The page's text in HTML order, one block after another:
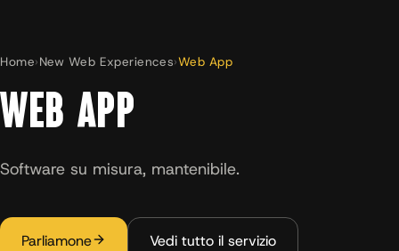
Home›New Web Experiences›Web App
WEB APP
Software su misura, mantenibile.
Parliamone Vedi tutto il servizio